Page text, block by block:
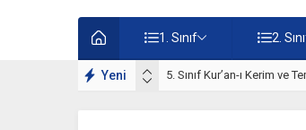
1. Sınıf 2.
Yeni 5. Sınıf Kur’an-ı Kerim ve